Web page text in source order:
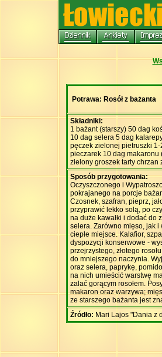
Potrawa: Rosół z bażanta
Składniki:
1 bażant (starszy) 50 dag
10 dag selera 5 dag
pęczek zielonej pietruszki 1-
pieczarek 10 dag
zielony groszek tarty chrzan
Sposób przygotowania:
Oczyszczonego i
pokrajanego na porcje
Czosnek, szafran, pieprz,
przyprawić lekko solą, po
na duże kawałki i dodać do
selera. Zarówno mięso, jak i
ciepłe miejsce. Kalafior,
dyspozycji konserwowe -
przejrzystego, złotego
do mniejszego naczynia.
oraz selera, paprykę,
na nich umieścić warstwę
zalać gorącym rosołem.
makaron oraz warzywa;
ze starszego bażanta jest
Źródło: Mari Lajos "Dania z